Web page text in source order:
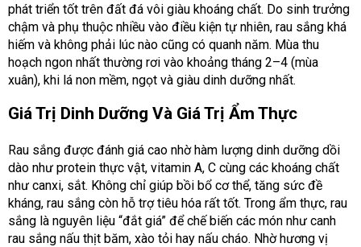
phát triển tốt trên đất đá vôi giàu khoáng chất. Do sinh trưởng
chậm và phụ thuộc nhiều vào điều kiện tự nhiên, rau sắng khá
hiếm và không phải lúc nào cũng có quanh năm. Mùa thu
hoạch ngon nhất thường rơi vào khoảng tháng 2–4 (mùa
xuân), khi lá non mềm, ngọt và giàu dinh dưỡng nhất.
Giá Trị Dinh Dưỡng Và Giá Trị Ẩm Thực
Rau sắng được đánh giá cao nhờ hàm lượng dinh dưỡng dồi
dào như protein thực vật, vitamin A, C cùng các khoáng chất
như canxi, sắt. Không chỉ giúp bồi bổ cơ thể, tăng sức đề
kháng, rau sắng còn hỗ trợ tiêu hóa rất tốt. Trong ẩm thực, rau
sắng là nguyên liệu “đắt giá” để chế biến các món như canh
rau sắng nấu thịt băm, xào tỏi hay nấu cháo. Nhờ hương vị